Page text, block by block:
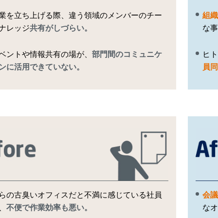
を立ち上げる際、違う領域のメンバーのチー
レッジ共有がしづらい。
ントや情報共有の場が、 部門間のコミュニケ
に活用できていない。
組
な
ヒ
員
の古臭いオフィスだと不満に感じている社員
不便で作業効率も悪い。
会
な